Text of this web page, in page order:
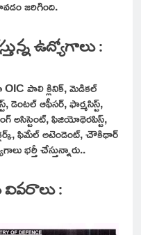
జరిగింది.
ఉద్యోగాలు :
పాలి క్లినిక్, మెడికల్
డెంటల్ ఆఫీసర్, ఫార్మసిస్ట్,
అసిస్టెంట్, ఫిజియోథెరపిస్ట్,
ఫిమేల్ అటెండెంట్, చౌకిధార్
భర్తీ చేస్తున్నారు..
: